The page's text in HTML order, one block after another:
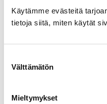
Käytämme evästeitä
tietoja siitä, miten käytät
valinta
Välttämätön
Mieltymykset